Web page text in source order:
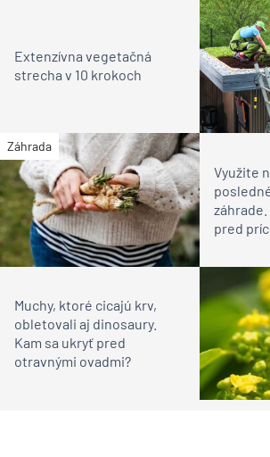
Extenzívna vegetačná
strecha v 10 krokoch
Záhrada
Využite
pred
Muchy, ktoré cicajú krv,
obletovali aj dinosaury.
Kam sa ukryť pred
otravnými ovadmi?